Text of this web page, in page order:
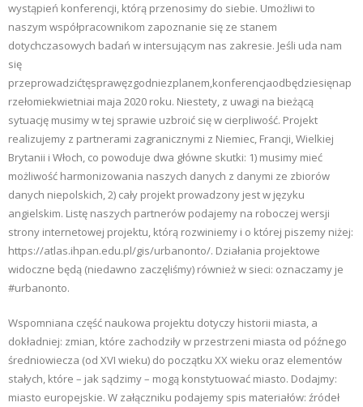
wystąpień konferencji, którą przenosimy do siebie. Umożliwi to
naszym współpracownikom zapoznanie się ze stanem
dotychczasowych badań w intersującym nas zakresie. Jeśli uda nam
się
przeprowadzićtęsprawęzgodniezplanem,konferencjaodbędziesięnap
rzełomiekwietniai maja 2020 roku. Niestety, z uwagi na bieżącą
sytuację musimy w tej sprawie uzbroić się w cierpliwość. Projekt
realizujemy z partnerami zagranicznymi z Niemiec, Francji, Wielkiej
Brytanii i Włoch, co powoduje dwa główne skutki: 1) musimy mieć
możliwość harmonizowania naszych danych z danymi ze zbiorów
danych niepolskich, 2) cały projekt prowadzony jest w języku
angielskim. Listę naszych partnerów podajemy na roboczej wersji
strony internetowej projektu, którą rozwiniemy i o której piszemy niżej:
https://atlas.ihpan.edu.pl/gis/urbanonto/. Działania projektowe
widoczne będą (niedawno zaczęliśmy) również w sieci: oznaczamy je
#urbanonto.
Wspomniana część naukowa projektu dotyczy historii miasta, a
dokładniej: zmian, które zachodziły w przestrzeni miasta od późnego
średniowiecza (od XVI wieku) do początku XX wieku oraz elementów
stałych, które – jak sądzimy – mogą konstytuować miasto. Dodajmy:
miasto europejskie. W załączniku podajemy spis materiałów: źródeł